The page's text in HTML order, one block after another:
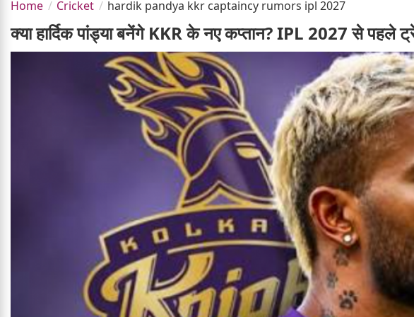
Home Cricket hardik pandya kkr captaincy rumors ipl 2027
क्या हार्दिक पांड्या बनेंगे KKR के नए कप्तान? IPL 2027 से पहले